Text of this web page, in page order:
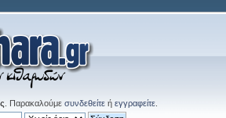
. Παρακαλούμε συνδεθείτε ή εγγραφείτε